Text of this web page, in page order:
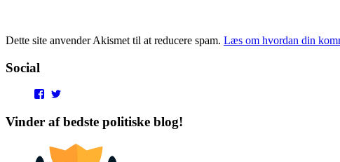
Dette site anvender Akismet til at reducere spam. Læs om hvordan din
Social
View
profile
on
profile
on
Vinder af bedste politiske blog!